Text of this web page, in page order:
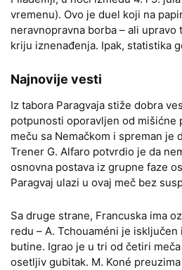
vremenu). Ovo je duel koji na
neravnopravna borba – ali upravo
kriju iznenađenja. Ipak, statistika
Najnovije vesti
Iz tabora Paragvaja stiže dobra
potpunosti oporavljen od mišićne
meču sa Nemačkom i spreman je
Trener G. Alfaro potvrdio je da
osnovna postava iz grupne faze
Paragvaj ulazi u ovaj meč bez
Sa druge strane, Francuska ima
redu – A. Tchouaméni je
butine. Igrao je u tri od četiri
osetljiv gubitak. M. Koné